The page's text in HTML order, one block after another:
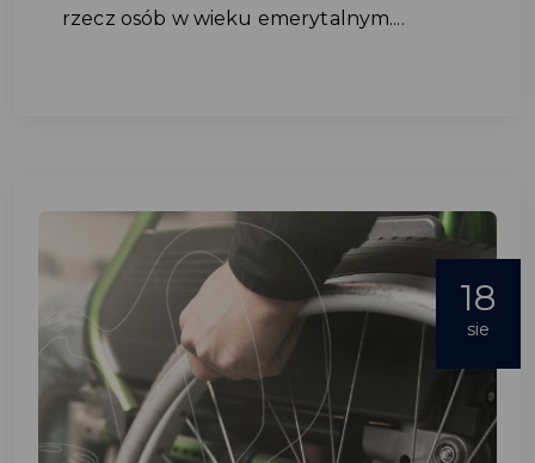
rzecz osób w wieku emerytalnym....
18
sie